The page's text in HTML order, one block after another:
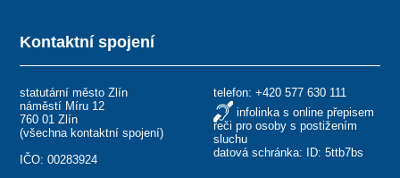
Kontaktní spojení
statutární město Zlín
náměstí Míru 12
760 01 Zlín
(všechna kontaktní spojení)
IČO: 00283924
telefon: +420 577 630 111
infolinka s online přepisem
řeči pro osoby s postižením
sluchu
datová schránka: ID: 5ttb7bs